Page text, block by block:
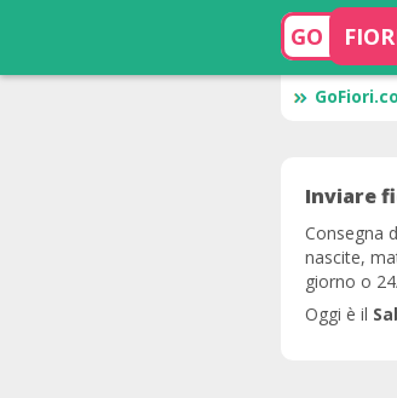
GO
Inviare
Consegna
nascite,
giorno o
Oggi è il